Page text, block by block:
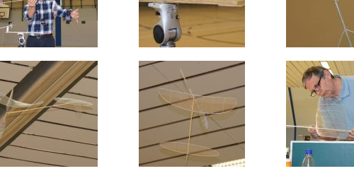
MFSD (ehem.
Modellflug) im DAeC
DAeC
FAI